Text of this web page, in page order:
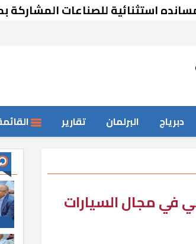
للصناعات المشاركة
دبرياج البرلمان تقارير
في مجال السيارات